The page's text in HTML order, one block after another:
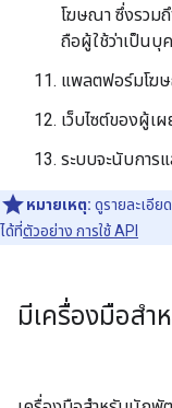
โฆษณา ซึ่งรวม
ถือผู้ใช้ว่าเป็นบุ
แพลตฟอร์มโฆ
เว็บไซต์ของผู้
ระบบจะนับการ
หมายเหตุ: ดูรายละเอีย
ได้ที่ตัวอย่าง การใช้ API
มีเครื่องมือสำ